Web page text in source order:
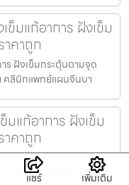
มแก้อาการ ฝังเข็ม
คาถูก
ร ฝังเข็มกระตุ้นตามจุด
คลีนิกแพทย์แผนจีนบา
แก้อาการ ฝังเข็ม
คาถูก
ฝังเข็มกระตุ้นตามจุด
คลีนิกแพทย์แผนจีนม
แชร์ เพิ่มเติม